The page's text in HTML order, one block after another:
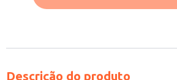
Descrição do produto